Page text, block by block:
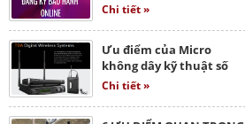
Chi tiết »
Ưu điểm của Micro
không dây kỹ thuật số
Chi tiết »